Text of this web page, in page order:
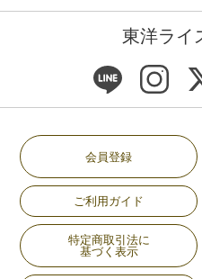
東洋ライ
会員登録
ご利用ガイド
特定商取引法に
基づく表示